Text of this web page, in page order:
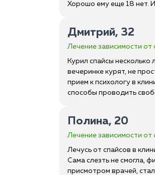
Хорошо ему еще 18 нет. И
Дмитрий, 32
Лечение зависимости от
Курил спайсы несколько
вечеринке курят, не
прием к психологу в
способы проводить
Полина, 20
Лечение зависимости от
Лечусь от спайсов в
Сама слезть не смогла,
присмотром врачей,